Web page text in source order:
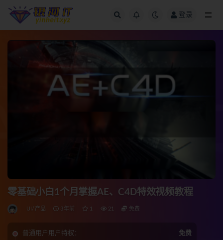
登录
零基础小白1个月掌握AE、C4D特效视频教程
UI/产品 3年前 1 21 免费
普通用户用户特权： 免费